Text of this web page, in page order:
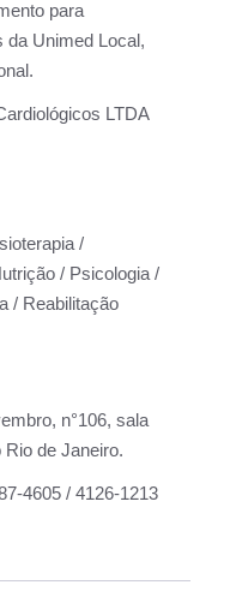
para
da Unimed Local,
LTDA
/
/ Psicologia /
/ Reabilitação
n°106, sala
de Janeiro.
4605 / 4126-1213